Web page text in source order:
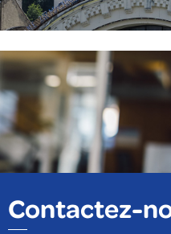
Contactez-